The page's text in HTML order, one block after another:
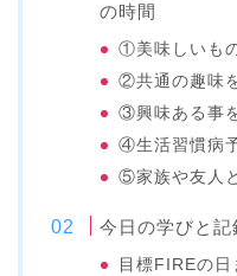
の時間
①美味しいも
②共通の趣味
③興味ある事
④生活習慣病
⑤家族や友人
今日の学びと記
目標FIREの日